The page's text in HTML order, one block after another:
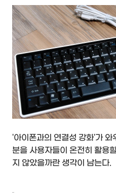
'아이폰과의 연결성 강화'가
분을 사용자들이 온전히 활용
지 않았을까란 생각이 남는다.